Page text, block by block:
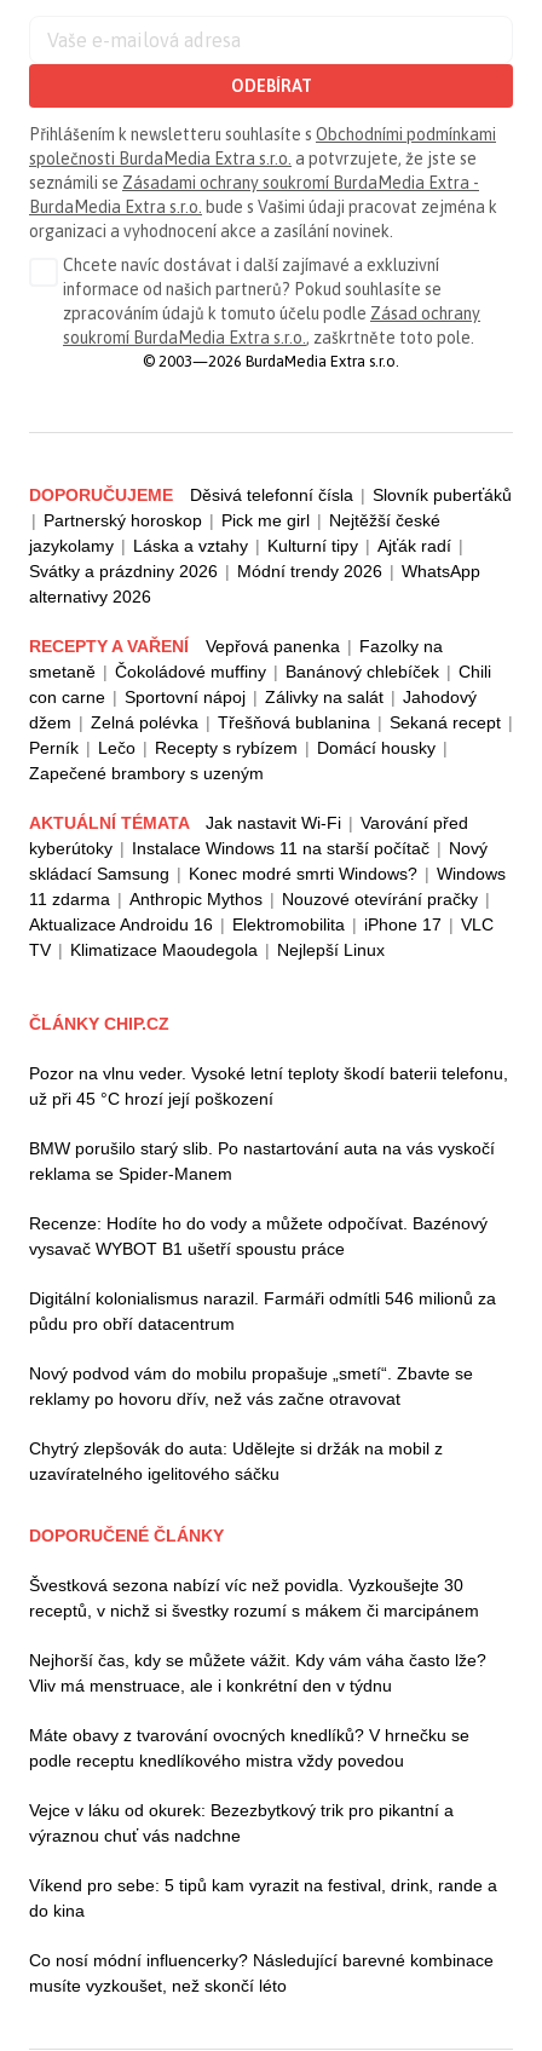
ODEBÍRAT
Přihlášením k newsletteru souhlasíte s Obchodními podmínkami
společnosti BurdaMedia Extra s.r.o. a potvrzujete, že jste se
seznámili se Zásadami ochrany soukromí BurdaMedia Extra -
BurdaMedia Extra s.r.o. bude s Vašimi údaji pracovat zejména k
organizaci a vyhodnocení akce a zasílání novinek.
Chcete navíc dostávat i další zajímavé a exkluzivní
informace od našich partnerů? Pokud souhlasíte se
zpracováním údajů k tomuto účelu podle Zásad ochrany
soukromí BurdaMedia Extra s.r.o., zaškrtněte toto pole.
© 2003—2026 BurdaMedia Extra s.r.o.
DOPORUČUJEME Děsivá telefonní čísla | Slovník puberťáků
| Partnerský horoskop | Pick me girl | Nejtěžší české
jazykolamy | Láska a vztahy | Kulturní tipy | Ajťák radí |
Svátky a prázdniny 2026 | Módní trendy 2026 | WhatsApp
alternativy 2026
RECEPTY A VAŘENÍ Vepřová panenka | Fazolky na
smetaně | Čokoládové muffiny | Banánový chlebíček | Chili
con carne | Sportovní nápoj | Zálivky na salát | Jahodový
džem | Zelná polévka | Třešňová bublanina | Sekaná recept |
Perník | Lečo | Recepty s rybízem | Domácí housky |
Zapečené brambory s uzeným
AKTUÁLNÍ TÉMATA Jak nastavit Wi-Fi | Varování před
kyberútoky | Instalace Windows 11 na starší počítač | Nový
skládací Samsung | Konec modré smrti Windows? | Windows
11 zdarma | Anthropic Mythos | Nouzové otevírání pračky |
Aktualizace Androidu 16 | Elektromobilita | iPhone 17 | VLC
TV | Klimatizace Maoudegola | Nejlepší Linux
ČLÁNKY CHIP.CZ
Pozor na vlnu veder. Vysoké letní teploty škodí baterii telefonu,
už při 45 °C hrozí její poškození
BMW porušilo starý slib. Po nastartování auta na vás vyskočí
reklama se Spider-Manem
Recenze: Hodíte ho do vody a můžete odpočívat. Bazénový
vysavač WYBOT B1 ušetří spoustu práce
Digitální kolonialismus narazil. Farmáři odmítli 546 milionů za
půdu pro obří datacentrum
Nový podvod vám do mobilu propašuje „smetí“. Zbavte se
reklamy po hovoru dřív, než vás začne otravovat
Chytrý zlepšovák do auta: Udělejte si držák na mobil z
uzavíratelného igelitového sáčku
DOPORUČENÉ ČLÁNKY
Švestková sezona nabízí víc než povidla. Vyzkoušejte 30
receptů, v nichž si švestky rozumí s mákem či marcipánem
Nejhorší čas, kdy se můžete vážit. Kdy vám váha často lže?
Vliv má menstruace, ale i konkrétní den v týdnu
Máte obavy z tvarování ovocných knedlíků? V hrnečku se
podle receptu knedlíkového mistra vždy povedou
Vejce v láku od okurek: Bezezbytkový trik pro pikantní a
výraznou chuť vás nadchne
Víkend pro sebe: 5 tipů kam vyrazit na festival, drink, rande a
do kina
Co nosí módní influencerky? Následující barevné kombinace
musíte vyzkoušet, než skončí léto